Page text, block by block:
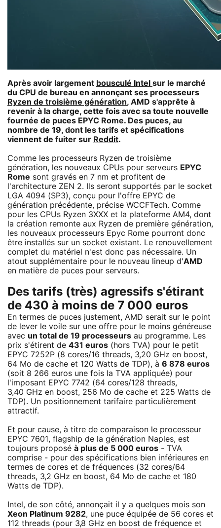
Après avoir largement bousculé Intel sur le marché
du CPU de bureau en annonçant ses processeurs
Ryzen de troisième génération, AMD s'apprête à
revenir à la charge, cette fois avec sa toute nouvelle
fournée de puces EPYC Rome. Des puces, au
nombre de 19, dont les tarifs et spécifications
viennent de fuiter sur Reddit.
Comme les processeurs Ryzen de troisième
génération, les nouveaux CPUs pour serveurs EPYC
Rome sont gravés en 7 nm et profitent de
l'architecture ZEN 2. Ils seront supportés par le socket
LGA 4094 (SP3), conçu pour l'offre EPYC de
génération précédente, précise WCCFTech. Comme
pour les CPUs Ryzen 3XXX et la plateforme AM4, dont
la création remonte aux Ryzen de première génération,
les nouveaux processeurs Epyc Rome pourront donc
être installés sur un socket existant. Le renouvellement
complet du matériel n'est donc pas nécessaire. Un
atout supplémentaire pour le nouveau lineup d'AMD
en matière de puces pour serveurs.
Des tarifs (très) agressifs s'étirant
de 430 à moins de 7 000 euros
En termes de puces justement, AMD serait sur le point
de lever le voile sur une offre pour le moins généreuse
avec un total de 19 processeurs au programme. Les
prix s'étirent de 431 euros (hors TVA) pour le petit
EPYC 7252P (8 cores/16 threads, 3,20 GHz en boost,
64 Mo de cache et 120 Watts de TDP), à 6 878 euros
(soit 8 266 euros une fois la TVA appliquée) pour
l'imposant EPYC 7742 (64 cores/128 threads,
3,40 GHz en boost, 256 Mo de cache et 225 Watts de
TDP). Un positionnement tarifaire particulièrement
attractif.
Et pour cause, à titre de comparaison le processeur
EPYC 7601, flagship de la génération Naples, est
toujours proposé à plus de 5 000 euros - TVA
comprise - pour des spécifications bien inférieures en
termes de cores et de fréquences (32 cores/64
threads, 3,2 GHz en boost, 64 Mo de cache et 180
Watts de TDP).
Intel, de son côté, annonçait il y a quelques mois son
Xeon Platinum 9282, une puce équipée de 56 cores et
112 threads (pour 3,8 GHz en boost de fréquence et